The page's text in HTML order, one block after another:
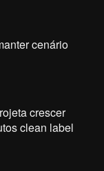
cenário
crescer
clean label